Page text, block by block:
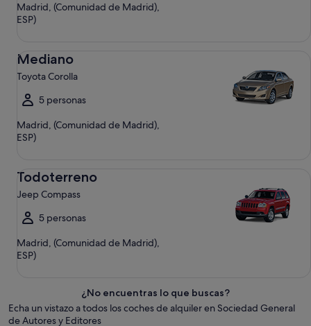
Madrid, (Comunidad de Madrid),
ESP)
Mediano
Toyota Corolla
5 personas
Madrid, (Comunidad de Madrid),
ESP)
Todoterreno
Jeep Compass
5 personas
Madrid, (Comunidad de Madrid),
ESP)
¿No encuentras lo que buscas?
Echa un vistazo a todos los coches de alquiler en Sociedad General
de Autores y Editores